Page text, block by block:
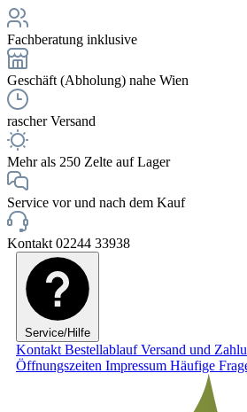
Fachberatung inklusive
Geschäft (Abholung) nahe Wien
rascher Versand
Mehr als 250 Zelte auf Lager
Service vor und nach dem Kauf
Kontakt 02244 33938
Service/Hilfe
Kontakt BestellablaufVersand und
Öffnungszeiten Impressum Häufige